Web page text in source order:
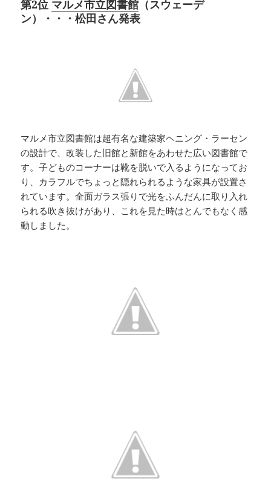
第2位 マルメ市立図書館 （スウェーデ
ン）・・・松田さん発表
マルメ市立図書館は超有名な建築家ヘニング・ラーセン
の設計で、改装した旧館と新館をあわせた広い図書館で
す。子どものコーナーは靴を脱いで入るようになってお
り、カラフルでちょっと隠れられるような家具が設置さ
れています。全面ガラス張りで光をふんだんに取り入れ
られる吹き抜けがあり、これを見た時はとんでもなく感
動しました。